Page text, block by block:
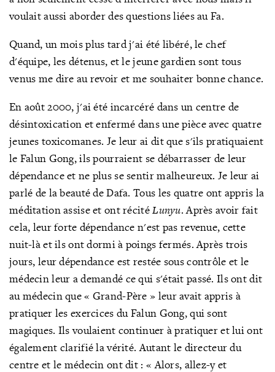
voulait aussi aborder des questions liées au Fa.
Quand, un mois plus tard j'ai été libéré, le chef
d'équipe, les détenus, et le jeune gardien sont tous
venus me dire au revoir et me souhaiter bonne chance.
En août 2000, j'ai été incarcéré dans un centre de
désintoxication et enfermé dans une pièce avec quatre
jeunes toxicomanes. Je leur ai dit que s'ils pratiquaient
le Falun Gong, ils pourraient se débarrasser de leur
dépendance et ne plus se sentir malheureux. Je leur ai
parlé de la beauté de Dafa. Tous les quatre ont appris la
méditation assise et ont récitéLunyu. Après avoir fait
cela, leur forte dépendance n'est pas revenue, cette
nuit-là et ils ont dormi à poings fermés. Après trois
jours, leur dépendance est restée sous contrôle et le
médecin leur a demandé ce qui s'était passé. Ils ont dit
au médecin que« Grand-Père » leur avait appris à
pratiquer les exercices du Falun Gong, qui sont
magiques. Ils voulaient continuer à pratiquer et lui ont
également clarifié la vérité. Autant le directeur du
centre et le médecin ont dit : « Alors, allez-y et